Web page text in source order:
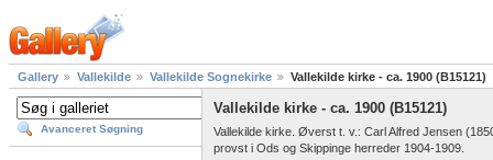
Gallery Vallekilde Vallekilde Sognekirke Vallekilde kirke - ca. 1900 (B15121)
Avanceret Søgning
Vallekilde kirke - ca. 1900 (B15121)
Vallekilde kirke. Øverst t. v.: Carl Alfred Jensen
provst i Ods og Skippinge herreder 1904-1909.